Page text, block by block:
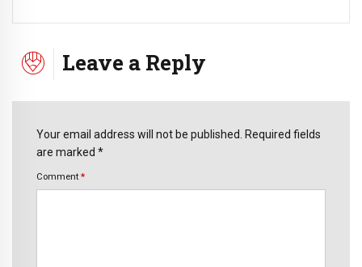
Leave a Reply
Your email address will not be published. Required fields
are marked *
Comment *